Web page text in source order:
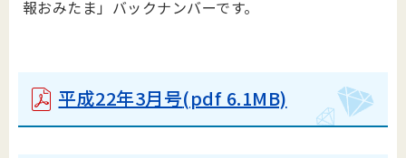
報おみたま」バックナンバーです。
平成22年3月号(pdf 6.1MB)